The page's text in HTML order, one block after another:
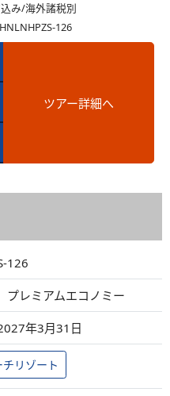
み/海外諸税別
126
ツアー詳細へ
126
プレミアムエコノミー
年3月31日
リゾート